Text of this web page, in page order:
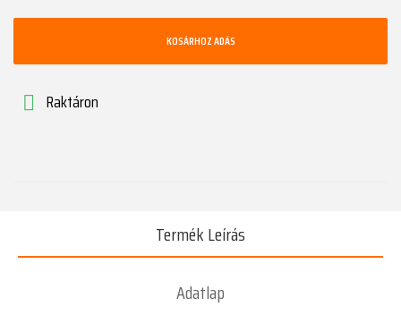
KOSÁRHOZ ADÁS
 Raktáron
Termék Leírás
Adatlap